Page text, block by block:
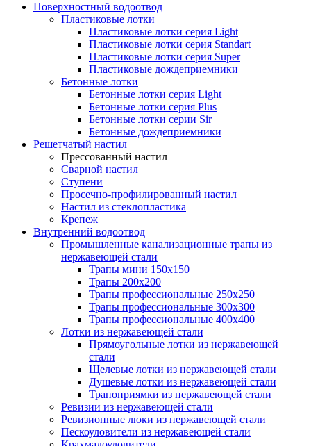
Поверхностный водоотвод
Пластиковые лотки
Пластиковые лотки серия Light
Пластиковые лотки серия Standart
Пластиковые лотки серия Super
Пластиковые дождеприемники
Бетонные лотки
Бетонные лотки серия Light
Бетонные лотки серия Plus
Бетонные лотки серии Sir
Бетонные дождеприемники
Решетчатый настил
Прессованный настил
Сварной настил
Ступени
Просечно-профилированный настил
Настил из стеклопластика
Крепеж
Внутренний водоотвод
Промышленные канализационные трапы из
нержавеющей стали
Трапы мини 150х150
Трапы 200х200
Трапы профессиональные 250х250
Трапы профессиональные 300х300
Трапы профессиональные 400х400
Лотки из нержавеющей стали
Прямоугольные лотки из нержавеющей
стали
Щелевые лотки из нержавеющей стали
Душевые лотки из нержавеющей стали
Трапоприямки из нержавеющей стали
Ревизии из нержавеющей стали
Ревизионные люки из нержавеющей стали
Пескоуловители из нержавеющей стали